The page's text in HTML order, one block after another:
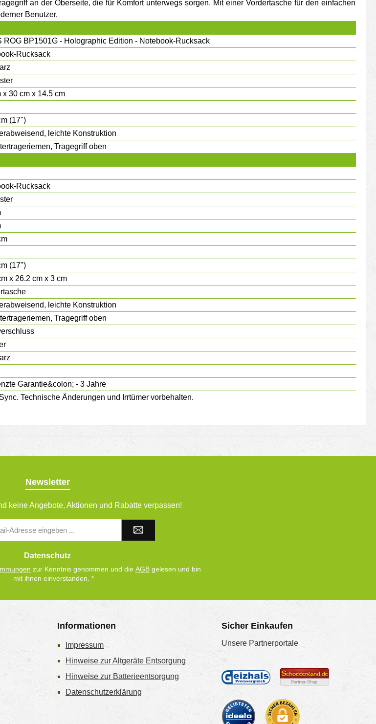
an der Oberseite, die für Komfort unterwegs sorgen. Mit einer Vordertasche für den einfachen
Benutzer.
ROG BP1501G - Holographic Edition - Notebook-Rucksack
Rucksack
x 30 cm x 14.5 cm
(17")
leichte Konstruktion
Tragegriff oben
Rucksack
(17")
x 26.2 cm x 3 cm
leichte Konstruktion
Tragegriff oben
Garantie&colon; - 3 Jahre
Technische Änderungen und Irrtümer vorbehalten.
Newsletter
keine Angebote, Aktionen und Rabatte verpassen!
Datenschutz
zur Kenntnis genommen und die AGBgelesen und bin
mit ihnen einverstanden. *
Informationen
Impressum
Hinweise zur Altgeräte Entsorgung
Hinweise zur Batterieentsorgung
Datenschutzerklärung
Sicher Einkaufen
Unsere Partnerportale